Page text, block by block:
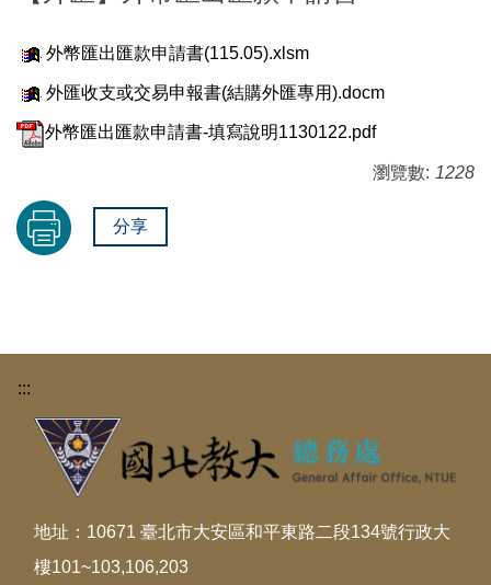
外幣匯出匯款申請書(115.05).xlsm
外匯收支或交易申報書(結購外匯專用).docm
外幣匯出匯款申請書-填寫說明1130122.pdf
瀏覽數: 1228
分享
:::
地址：10671 臺北市大安區和平東路二段134號行政大
樓101~103,106,203